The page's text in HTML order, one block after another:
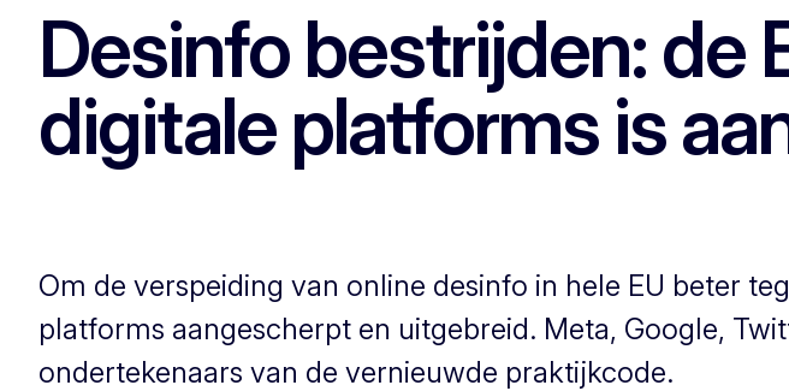
Desinfo bestrijden: de
digitale platforms is
Om de verspeiding van online desinfo in hele EU beter
platforms aangescherpt en uitgebreid. Meta, Google,
ondertekenaars van de vernieuwde praktijkcode.